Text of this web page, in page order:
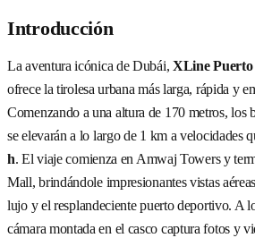
Introducción
La aventura icónica de Dubái, XLine
ofrece la tirolesa urbana más larga, rápida y
Comenzando a una altura de 170 metros, los
se elevarán a lo largo de 1 km a velocidades
h. El viaje comienza en Amwaj Towers y
Mall, brindándole impresionantes vistas
lujo y el resplandeciente puerto deportivo. A
cámara montada en el casco captura fotos y